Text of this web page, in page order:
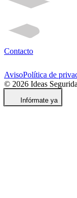
Contacto
AvisoPolítica de
© 2026 Ideas
Infórmate ya